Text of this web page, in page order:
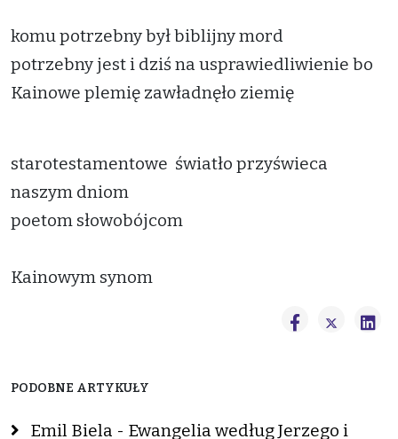
komu potrzebny był biblijny mord
potrzebny jest i dziś na usprawiedliwienie bo
Kainowe plemię zawładnęło ziemię
starotestamentowe światło przyświeca
naszym dniom
poetom słowobójcom
Kainowym synom
PODOBNE ARTYKUŁY
Emil Biela - Ewangelia według Jerzego i